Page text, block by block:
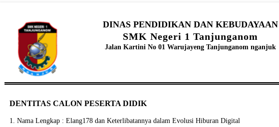
DINAS PENDIDIKAN DAN KEBUDAYAAN
SMK Negeri 1 Tanjunganom
Jalan Kartini No 01 Warujayeng Tanjunganom nganjuk
DENTITAS CALON PESERTA DIDIK
1. Nama Lengkap : Elang178 dan Keterlibatannya dalam Evolusi Hiburan Digital